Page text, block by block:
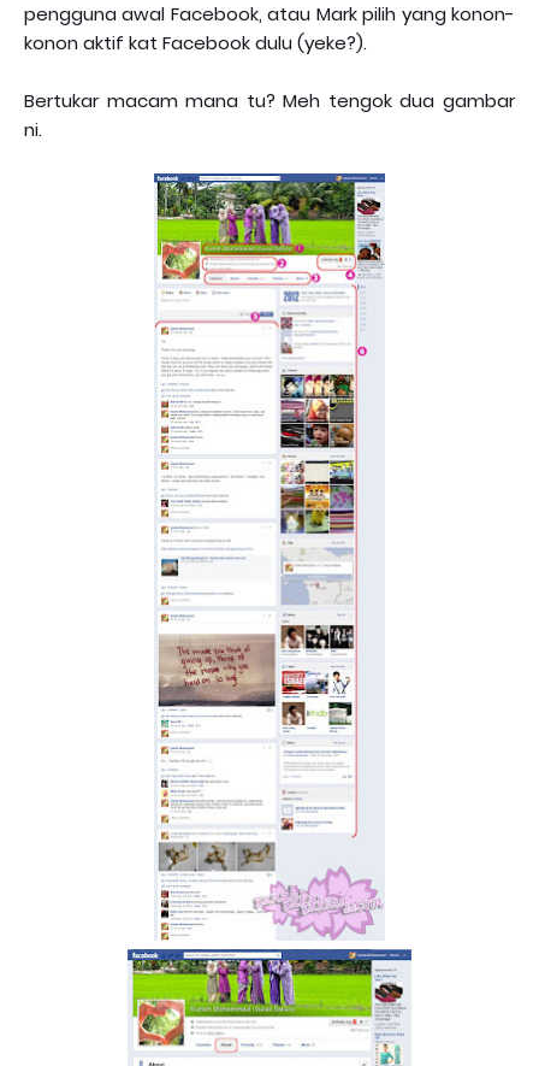
pengguna awal Facebook, atau Mark pilih yang konon-
konon aktif kat Facebook dulu (yeke?).
Bertukar macam mana tu? Meh tengok dua gambar
ni.